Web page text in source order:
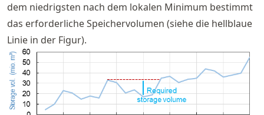
dem niedrigsten nach dem lokalen Minimum bestimmt
das erforderliche Speichervolumen (siehe die hellblaue
Linie in der Figur).